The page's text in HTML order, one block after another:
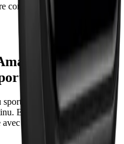
connectée Amazfit pour le
Band 7
?
sport grâce à ses120 modes
Elle couvre la marche, la
des données utiles pour